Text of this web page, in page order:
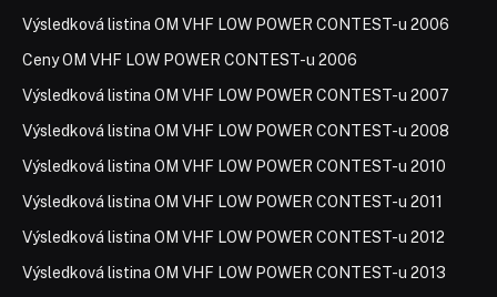
Výsledková listina OM VHF LOW POWER CONTEST-u 2006
Ceny OM VHF LOW POWER CONTEST-u 2006
Výsledková listina OM VHF LOW POWER CONTEST-u 2007
Výsledková listina OM VHF LOW POWER CONTEST-u 2008
Výsledková listina OM VHF LOW POWER CONTEST-u 2010
Výsledková listina OM VHF LOW POWER CONTEST-u 2011
Výsledková listina OM VHF LOW POWER CONTEST-u 2012
Výsledková listina OM VHF LOW POWER CONTEST-u 2013